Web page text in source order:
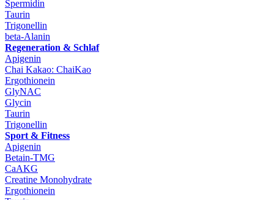
Spermidin
Taurin
Trigonellin
beta-Alanin
Regeneration & Schlaf
Apigenin
Chai Kakao: ChaiKao
Ergothionein
GlyNAC
Glycin
Taurin
Trigonellin
Sport & Fitness
Apigenin
Betain-TMG
CaAKG
Creatine Monohydrate
Ergothionein